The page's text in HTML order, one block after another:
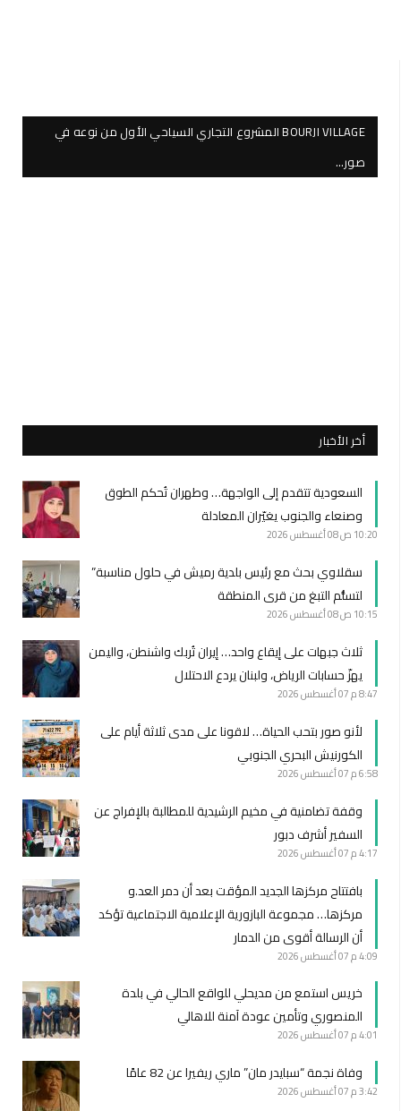
BOURJI VILLAGE المشروع التجاري السياحي الأول من نوعه في
صور…
أخر الأخبار
السعودية تتقدم إلى الواجهة… وطهران تُحكم الطوق
وصنعاء والجنوب يغيّران المعادلة
10:20 ص 08 أغسطس 2026
سقلاوي بحث مع رئيس بلدية رميش في حلول مناسبة”
لتسلُّم التبغ من قرى المنطقة
10:15 ص 08 أغسطس 2026
ثلاث جبهات على إيقاع واحد… إيران تُربك واشنطن، واليمن
يهزّ حسابات الرياض، ولبنان يردع الاحتلال
8:47 م 07 أغسطس 2026
لأنو صور بتحب الحياة… لاقونا على مدى ثلاثة أيام على
الكورنيش البحري الجنوبي
6:58 م 07 أغسطس 2026
وقفة تضامنية في مخيم الرشيدية للمطالبة بالإفراج عن
السفير أشرف دبور
4:17 م 07 أغسطس 2026
بافتتاح مركزها الجديد المؤقت بعد أن دمر العد.و
مركزها… مجموعة البازورية الإعلامية الاجتماعية تؤكد
أن الرسالة أقوى من الدمار
4:09 م 07 أغسطس 2026
خريس استمع من مديحلي للواقع الحالي في بلدة
المنصوري وتأمين عودة آمنة للاهالي
4:01 م 07 أغسطس 2026
وفاة نجمة “سبايدر مان” ماري ريفيرا عن 82 عامًا
3:42 م 07 أغسطس 2026